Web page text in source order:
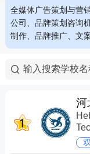
全媒体广告策划与营
公司、品牌策划咨询
制作、品牌推广、文
全媒体广告策划与营
公司、品牌策划咨询
制作、品牌推广、文
文化教育卫生等事业
业人才。
全媒体广告策划与营
公司、品牌策划咨询
制作、品牌推广、文
全媒体广告策划与营
公司、品牌策划咨询
制作、品牌推广、文
文化教育卫生等事业
业人才。
河